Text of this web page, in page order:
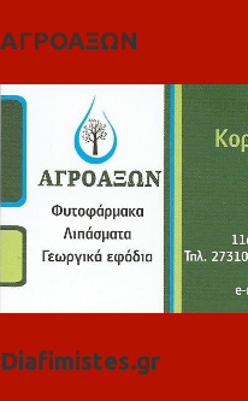
ΑΓΡΟΑΞΩΝ
Diafimistes.gr